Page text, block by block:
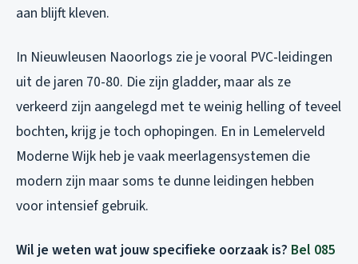
aan blijft kleven.
In Nieuwleusen Naoorlogs zie je vooral PVC-leidingen
uit de jaren 70-80. Die zijn gladder, maar als ze
verkeerd zijn aangelegd met te weinig helling of teveel
bochten, krijg je toch ophopingen. En in Lemelerveld
Moderne Wijk heb je vaak meerlagensystemen die
modern zijn maar soms te dunne leidingen hebben
voor intensief gebruik.
Wil je weten wat jouw specifieke oorzaak is? Bel 085